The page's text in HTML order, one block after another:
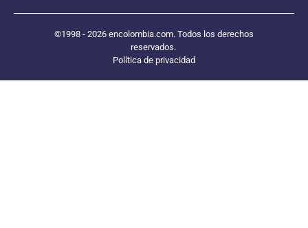
©1998 - 2026 encolombia.com. Todos los derechos
reservados.
Política de privacidad